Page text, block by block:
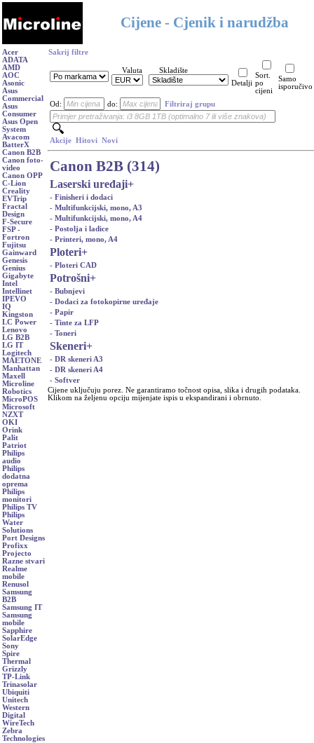
Cijene - Cjenik i narudžba
Acer
ADATA
AMD
AOC
Asonic
Asus
Commercial
Asus
Consumer
Asus Open
System
Avacom
BatterX
Canon B2B
Canon foto-
video
Canon OPP
C-Lion
Creality
EVTrip
Fractal
Design
F-Secure
FSP -
Fortron
Fujitsu
Gainward
Genesis
Genius
Gigabyte
Intel
Intellinet
IPEVO
IQ
Kingston
LC Power
Lenovo
LG B2B
LG IT
Logitech
MAETONE
Manhattan
Maxell
Microline
Robotics
MicroPOS
Microsoft
NZXT
OKI
Orink
Palit
Patriot
Philips
audio
Philips
dodatna
oprema
Philips
monitori
Philips TV
Philips
Water
Solutions
Port Designs
Profixx
Projecto
Razne stvari
Realme
mobile
Renusol
Samsung
B2B
Samsung IT
Samsung
mobile
Sapphire
SolarEdge
Sony
Spire
Thermal
Grizzly
TP-Link
Trinasolar
Ubiquiti
Unitech
Western
Digital
WireTech
Zebra
Technologies
Sakrij filtre
Valuta
Skladište
Detalji
Sort.
po
cijeni
Samo
isporučivo
Od: do: Filtriraj grupu
Akcije Hitovi Novi
Canon B2B (314)
Laserski uređaji+
- Finisheri i dodaci
- Multifunkcijski, mono, A3
- Multifunkcijski, mono, A4
- Postolja i ladice
- Printeri, mono, A4
Ploteri+
- Ploteri CAD
Potrošni+
- Bubnjevi
- Dodaci za fotokopirne uređaje
- Papir
- Tinte za LFP
- Toneri
Skeneri+
- DR skeneri A3
- DR skeneri A4
- Softver
Cijene uključuju porez. Ne garantiramo točnost opisa, slika i drugih podataka.
Klikom na željenu opciju mijenjate ispis u ekspandirani i obrnuto.